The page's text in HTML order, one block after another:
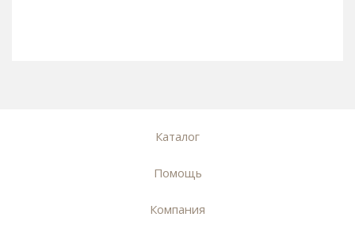
Каталог
Помощь
Компания